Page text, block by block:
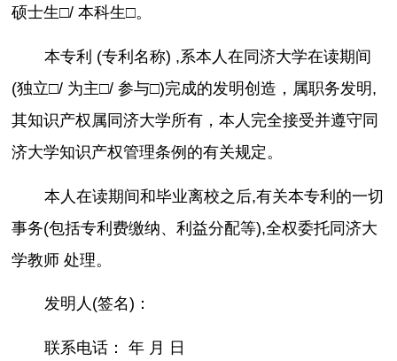
硕士生□/ 本科生□。
本专利 (专利名称) ,系本人在同济大学在读期间
(独立□/ 为主□/ 参与□)完成的发明创造，属职务发明,
其知识产权属同济大学所有，本人完全接受并遵守同
济大学知识产权管理条例的有关规定。
本人在读期间和毕业离校之后,有关本专利的一切
事务(包括专利费缴纳、利益分配等),全权委托同济大
学教师 处理。
发明人(签名)：
联系电话： 年 月 日